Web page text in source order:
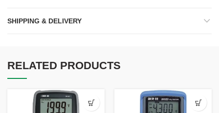
SHIPPING & DELIVERY
RELATED PRODUCTS